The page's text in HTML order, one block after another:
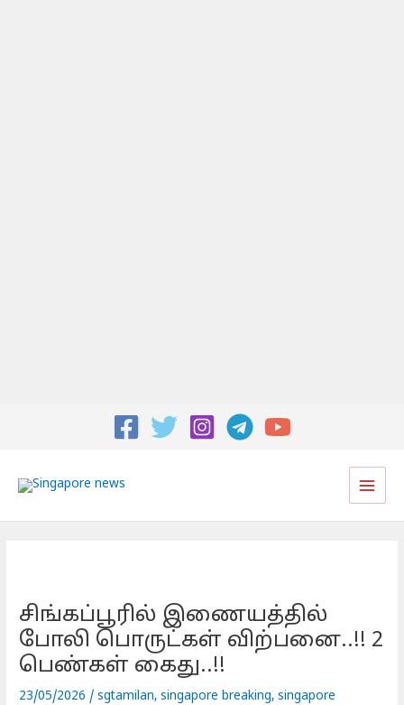
Main
சிங்கப்பூரில் இணையத்தில்
போலி பொருட்கள் விற்பனை..!! 2
பெண்கள் கைது..!!
23/05/2026 /sgtamilan,singapore breaking,singapore